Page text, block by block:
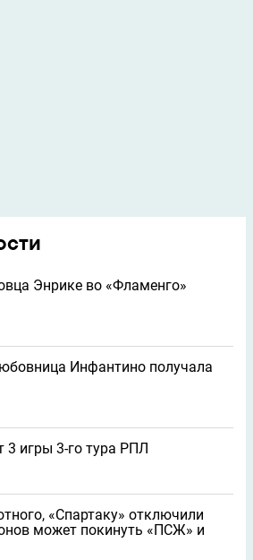
Энрике во «Фламенго»
Инфантино получала
3 игры 3-го тура РПЛ
«Спартаку» отключили
может покинуть «ПСЖ» и